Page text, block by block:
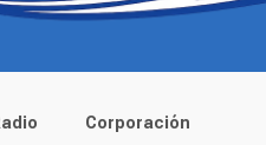
Corporación